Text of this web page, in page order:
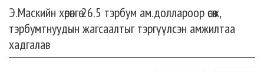
Э.Маскийн хөрөнгө 26.5 тэрбум ам.доллароор өсөж,
тэрбумтнуудын жагсаалтыг тэргүүлсэн амжилтаа
хадгалав